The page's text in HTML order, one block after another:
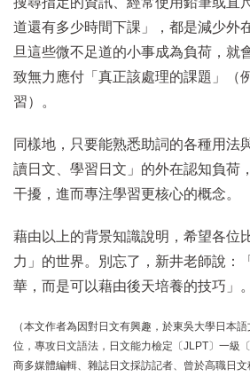
道還有多少時間下課」，都是減少外
旦這些微不足道的小事成為負荷，就
致無力應付「真正該處理的課題」（
習）。
同樣地，只要能熟悉助詞的各種用法
讀日文、學習日文」的外在認知負荷
干擾，進而專注學習更核心的概念。
藉由以上的背景知識說明，希望各位
力」的世界。別忘了，新井老師說：
華，而是可以藉由後天培養的技巧」。
（本文作者為因對日文有興趣，於東吳大學日本
位，專攻日文語法，日文能力檢定〔JLPT〕一級
商多媒體編輯、雜誌日文採訪記者、曾於高職日